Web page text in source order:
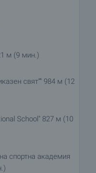
м (9 мин.)
свят“" 984 м (12
School" 827 м (10
спортна академия